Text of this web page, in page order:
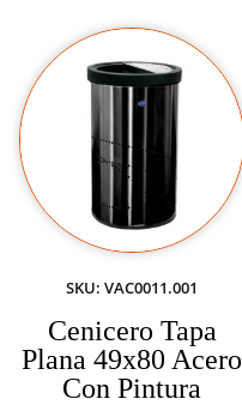
SKU: VAC0011.001
Cenicero Tapa
Plana 49x80 Acero
Con Pintura